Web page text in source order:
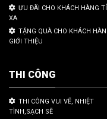
ƯU ĐÃI CHO KHÁCH HÀNG
XA
TẶNG QUÀ CHO KHÁCH
GIỚI THIỆU
THI CÔNG
THI CÔNG VUI VẼ, NHIỆT
TÌNH,SẠCH SẼ